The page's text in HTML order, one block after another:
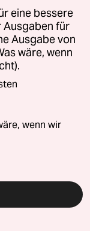
eine bessere
Ausgaben für
Ausgabe von
wäre, wenn
wenn wir